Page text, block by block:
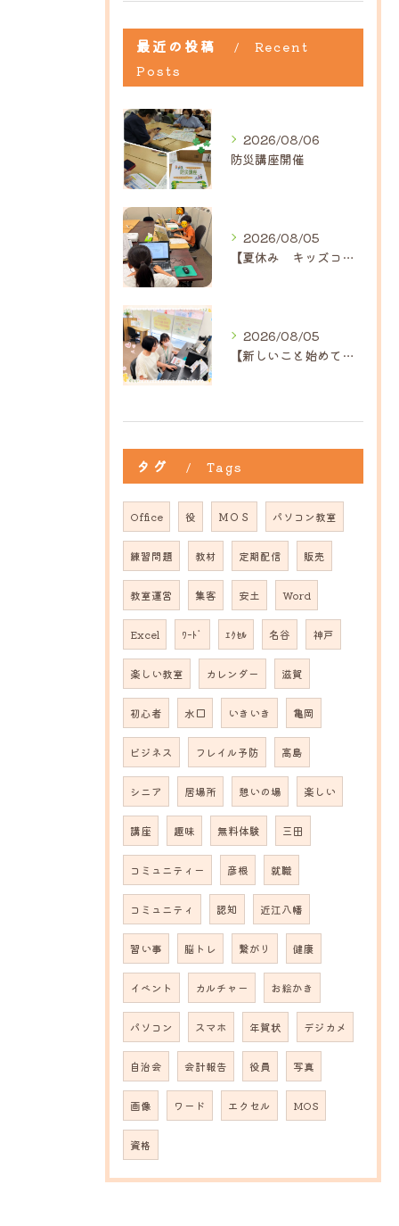
最近の投稿
Recent
Posts
2026/08/06
防災講座開催
2026/08/05
【夏休み キッズコース】｜ひだまり近江八幡教室
2026/08/05
【新しいこと始めてみませんか？】ひだまり高島教室
タグ Tags
Office 役 ＭＯＳ パソコン教室
練習問題 教材 定期配信 販売
教室運営 集客 安土 Word
Excel ﾜｰﾄﾞ ｴｸｾﾙ 名谷 神戸
楽しい教室 カレンダー 滋賀
初心者 水口 いきいき 亀岡
ビジネス フレイル予防 高島
シニア 居場所 憩いの場 楽しい
講座 趣味 無料体験 三田
コミュニティー 彦根 就職
コミュニティ 認知 近江八幡
習い事 脳トレ 繋がり 健康
イベント カルチャー お絵かき
パソコン スマホ 年賀状 デジカメ
自治会 会計報告 役員 写真
画像 ワード エクセル MOS
資格